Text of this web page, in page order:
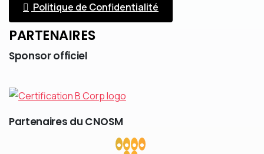
Politique de Confidentialité
PARTENAIRES
Sponsorofficiel
Partenaires du CNOSM